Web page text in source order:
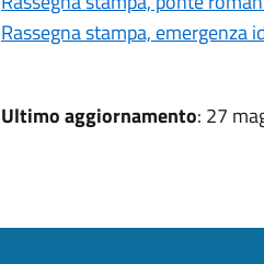
Rassegna stampa, emergenza
Ultimo aggiornamento: 27